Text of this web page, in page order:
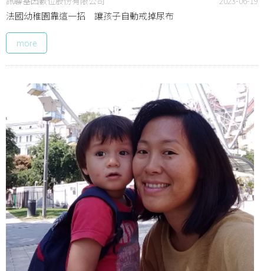
法國幼稚園靠這一招 讓孩子自動戒掉尿布
more